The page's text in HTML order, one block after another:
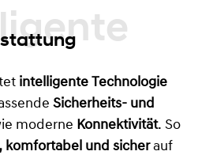
intelligente Technologie
Sicherheits- und
moderne Konnektivität. So
komfortabel und sicherauf